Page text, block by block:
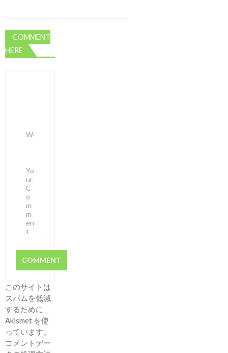
COMMENT
HERE
このサイトは
スパムを低減
するために
Akismet を使
っています。
コメントデー